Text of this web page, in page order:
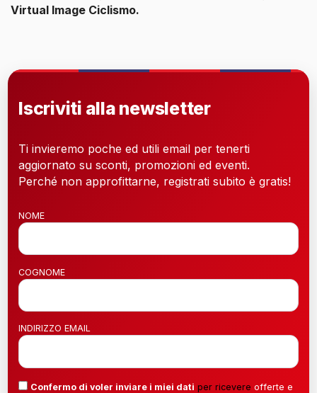
Virtual Image Ciclismo.
Iscriviti alla newsletter
Ti invieremo poche ed utili email per tenerti
aggiornato su sconti, promozioni ed eventi.
Perché non approfittarne, registrati subito è gratis!
NOME
COGNOME
INDIRIZZO EMAIL
Confermo di voler inviare i miei dati per ricevere offerte e